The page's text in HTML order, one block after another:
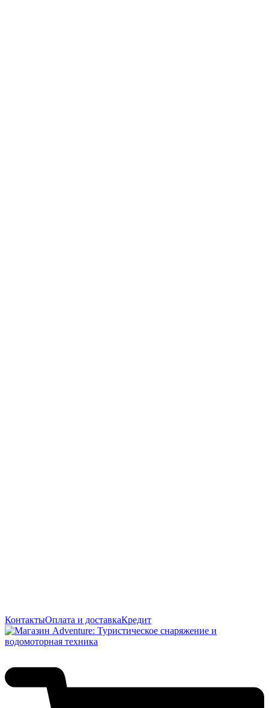
КонтактыОплата и доставкаКредит